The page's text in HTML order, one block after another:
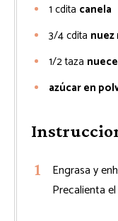
1 cdita canela
3/4cdita nuez
1/2taza
azúcar en
Engrasa y
Precalienta